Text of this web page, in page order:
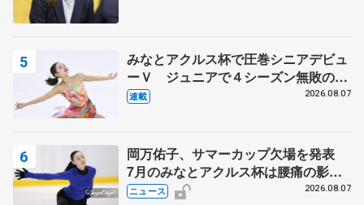
みなとアクルス杯で圧巻シニアデビュ
ーＶ ジュニアで４シーズン無敗の島
田麻央
連載 2026.08.07
岡万佑子、サマーカップ欠場を発表
7月のみなとアクルス杯は腰痛の影響
で
ニュース 2026.08.07